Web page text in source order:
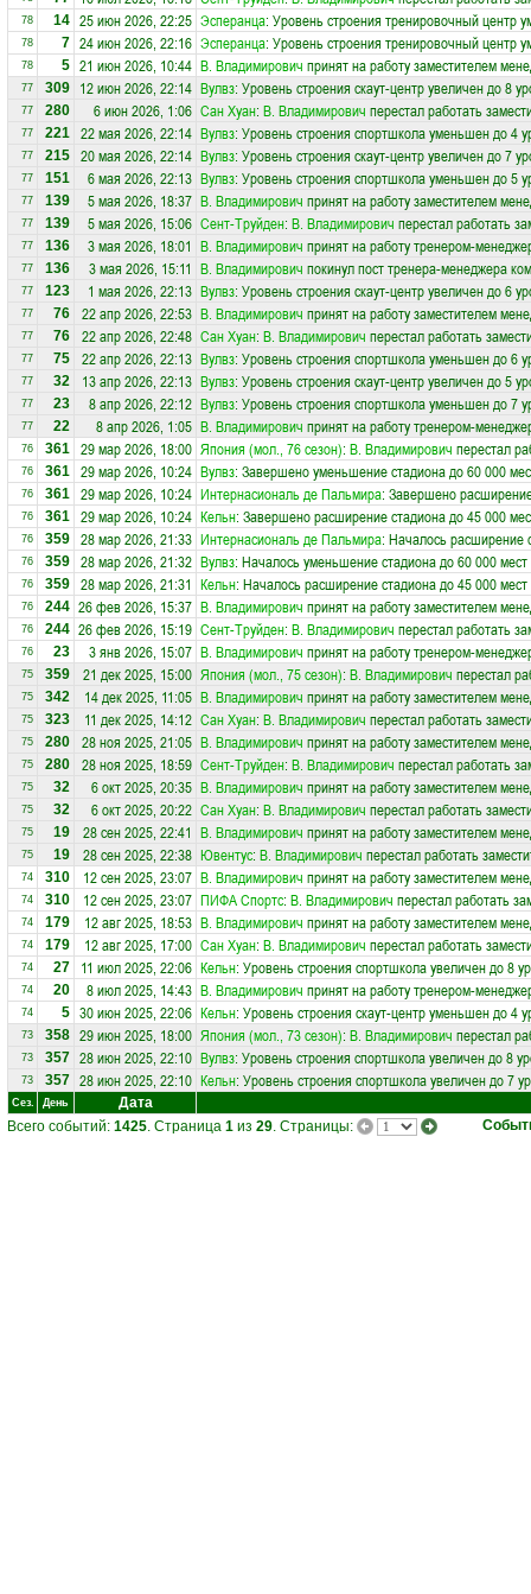
78 14 25 июн 2026, 22:25 Эсперанца: Уровень строения тренировочный центр
78 7 24 июн 2026, 22:16 Эсперанца: Уровень строения тренировочный центр
78 5 21 июн 2026, 10:44 В. Владимирович принят на работу заместителем
77 309 12 июн 2026, 22:14 Вулвз: Уровень строения скаут-центр увеличен до 8
77 280 6 июн 2026, 1:06 Сан Хуан: В. Владимирович перестал работать
77 221 22 мая 2026, 22:14 Вулвз: Уровень строения спортшкола уменьшен до 4
77 215 20 мая 2026, 22:14 Вулвз: Уровень строения скаут-центр увеличен до 7
77 151 6 мая 2026, 22:13 Вулвз: Уровень строения спортшкола уменьшен до 5
77 139 5 мая 2026, 18:37 В. Владимирович принят на работу заместителем
77 139 5 мая 2026, 15:06 Сент-Труйден: В. Владимирович перестал работать
77 136 3 мая 2026, 18:01 В. Владимирович принят на работу тренером-
77 136 3 мая 2026, 15:11 В. Владимирович покинул пост тренера-менеджера
77 123 1 мая 2026, 22:13 Вулвз: Уровень строения скаут-центр увеличен до 6
77 76 22 апр 2026, 22:53 В. Владимирович принят на работу заместителем
77 76 22 апр 2026, 22:48 Сан Хуан: В. Владимирович перестал работать
77 75 22 апр 2026, 22:13 Вулвз: Уровень строения спортшкола уменьшен до 6
77 32 13 апр 2026, 22:13 Вулвз: Уровень строения скаут-центр увеличен до 5
77 23 8 апр 2026, 22:12 Вулвз: Уровень строения спортшкола уменьшен до 7
77 22 8 апр 2026, 1:05 В. Владимирович принят на работу тренером-
76 361 29 мар 2026, 18:00 Япония (мол., 76 сезон): В. Владимирович перестал
76 361 29 мар 2026, 10:24 Вулвз: Завершено уменьшение стадиона до 60 000
76 361 29 мар 2026, 10:24 Интернасиональ де Пальмира: Завершено
76 361 29 мар 2026, 10:24 Кельн: Завершено расширение стадиона до 45 000
76 359 28 мар 2026, 21:33 Интернасиональ де Пальмира: Началось расширение
76 359 28 мар 2026, 21:32 Вулвз: Началось уменьшение стадиона до 60 000 мест
76 359 28 мар 2026, 21:31 Кельн: Началось расширение стадиона до 45 000 мест
76 244 26 фев 2026, 15:37 В. Владимирович принят на работу заместителем
76 244 26 фев 2026, 15:19 Сент-Труйден: В. Владимирович перестал работать
76 23 3 янв 2026, 15:07 В. Владимирович принят на работу тренером-
75 359 21 дек 2025, 15:00 Япония (мол., 75 сезон): В. Владимирович перестал
75 342 14 дек 2025, 11:05 В. Владимирович принят на работу заместителем
75 323 11 дек 2025, 14:12 Сан Хуан: В. Владимирович перестал работать
75 280 28 ноя 2025, 21:05 В. Владимирович принят на работу заместителем
75 280 28 ноя 2025, 18:59 Сент-Труйден: В. Владимирович перестал работать
75 32 6 окт 2025, 20:35 В. Владимирович принят на работу заместителем
75 32 6 окт 2025, 20:22 Сан Хуан: В. Владимирович перестал работать
75 19 28 сен 2025, 22:41 В. Владимирович принят на работу заместителем
75 19 28 сен 2025, 22:38 Ювентус: В. Владимирович перестал работать
74 310 12 сен 2025, 23:07 В. Владимирович принят на работу заместителем
74 310 12 сен 2025, 23:07 ПИФА Спортс: В. Владимирович перестал работать
74 179 12 авг 2025, 18:53 В. Владимирович принят на работу заместителем
74 179 12 авг 2025, 17:00 Сан Хуан: В. Владимирович перестал работать
74 27 11 июл 2025, 22:06 Кельн: Уровень строения спортшкола увеличен до 8
74 20 8 июл 2025, 14:43 В. Владимирович принят на работу тренером-
74 5 30 июн 2025, 22:06 Кельн: Уровень строения скаут-центр уменьшен до 4
73 358 29 июн 2025, 18:00 Япония (мол., 73 сезон): В. Владимирович перестал
73 357 28 июн 2025, 22:10 Вулвз: Уровень строения спортшкола увеличен до 8
73 357 28 июн 2025, 22:10 Кельн: Уровень строения спортшкола увеличен до 7
Сез. День
Дата
Всего событий: 1425. Страница 1 из 29. Страницы: